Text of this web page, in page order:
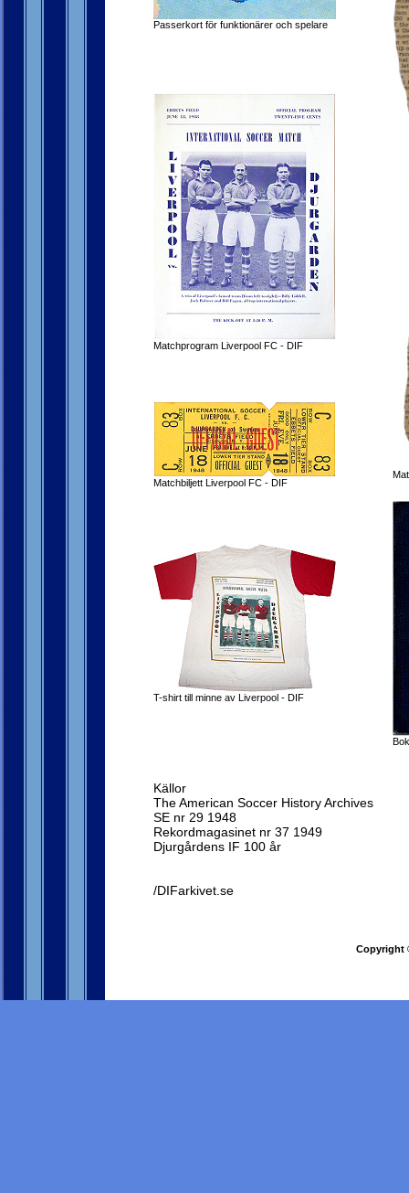
Passerkort för funktionärer och spelare
Matchprogram Liverpool FC - DIF
Matchbiljett Liverpool FC - DIF
T-shirt till minne av Liverpool - DIF
Källor
The American Soccer History Archives
SE nr 29 1948
Rekordmagasinet nr 37 1949
Djurgårdens IF 100 år
/DIFarkivet.se
Copyright